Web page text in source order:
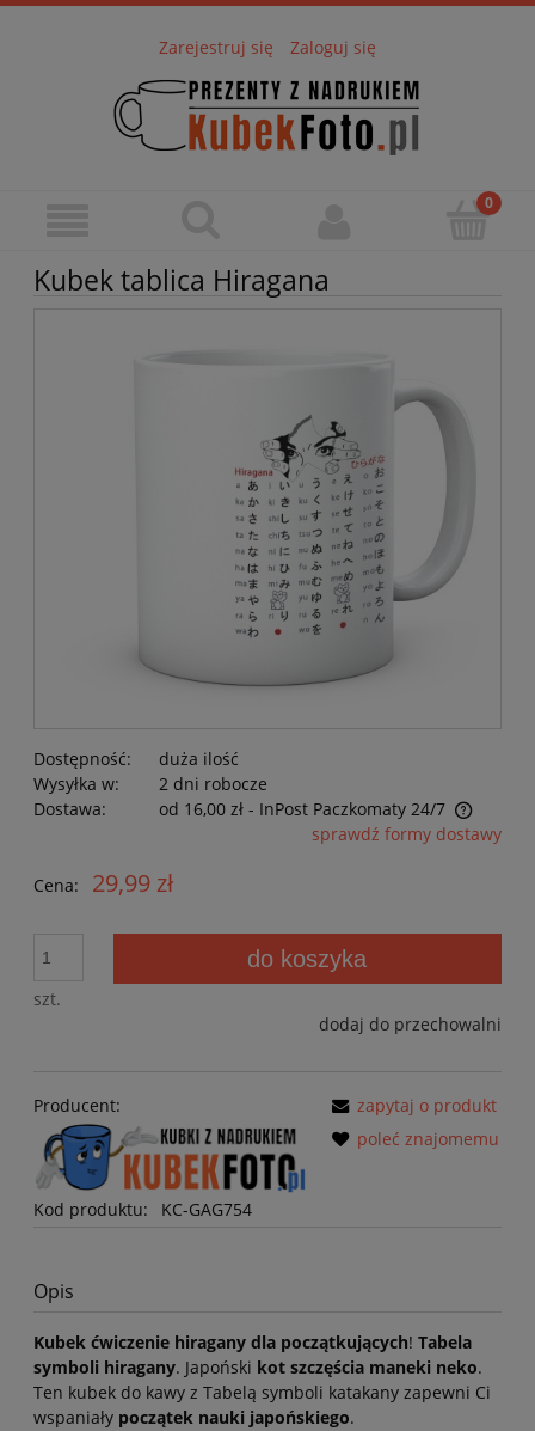
Zarejestruj się Zaloguj się
Kubek tablica Hiragana
Dostępność:
duża ilość
Wysyłka w:
2 dni robocze
Dostawa:
od 16,00 zł - InPost Paczkomaty 24/7
Cena nie zawiera ewentualnych kosztów płatności
sprawdź formy dostawy
Cena: 29,99 zł
szt.
do koszyka
dodaj do przechowalni
Producent:
Kod produktu: KC-GAG754
zapytaj o produkt
poleć znajomemu
Opis
Kubek ćwiczenie hiragany dla początkujących! Tabela
symboli hiragany. Japoński kot szczęścia maneki neko.
Ten kubek do kawy z Tabelą symboli katakany zapewni Ci
wspaniały początek nauki japońskiego.